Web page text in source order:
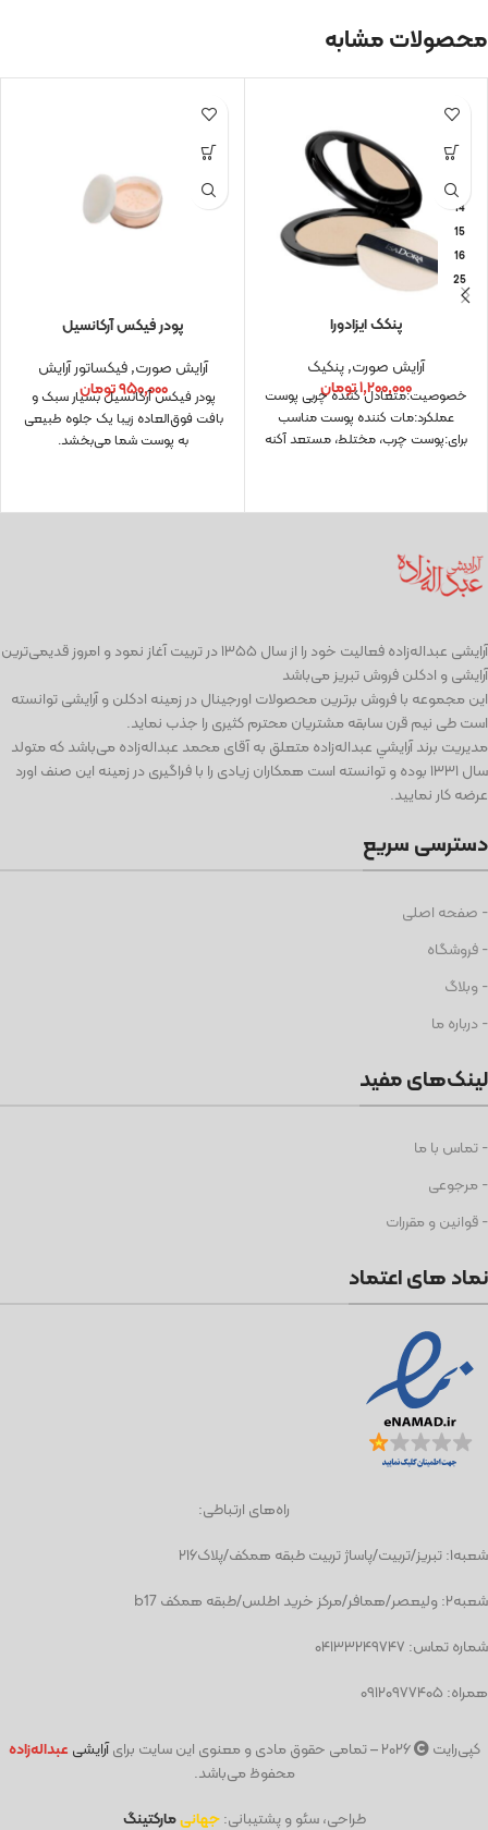
محصولات مشابه
10
12
13
14
15
16
25
پنکک ایزادورا
آرایش صورت,پنکیک
۱,۲۰۰,۰۰۰تومان
خصوصیت:متعادل کننده چربی پوست
عملکرد:مات کننده پوست مناسب
برای:پوست چرب، مختلط، مستعد آکنه
001
003
پودر فیکس آرکانسیل
آرایش صورت,فیکساتور آرایش
۹۵۰,۰۰۰تومان
پودر فیکس آرکانسیل بسیار سبک و
بافت فوق‌العاده زیبا یک جلوه طبیعی
به پوست شما می‌بخشد.
آرايشی عبداله‌زاده فعاليت خود را از سال ۱۳۵۵ در تربیت آغاز نمود و امروز قدیمی‌ترین
آرایشی و ادكلن فروش تبریز می‌باشد
این مجموعه با فروش برترین محصولات اورجینال در زمینه ادكلن و آرایشی توانسته
است طی نيم قرن سابقه مشتریان محترم كثیری را جذب نمايد.
مديريت برند آرايشي عبداله‌زاده متعلق به آقای محمد عبداله‌زاده می‌باشد كه متولد
سال ١٣٣١ بوده و توانسته است همكاران زيادی را با فراگيری در زمينه اين صنف اورد
عرضه كار نماييد.
دسترسی سریع
- صفحه اصلی
- فروشگاه
- وبلاگ
- درباره ما
لینک‌های مفید
- تماس با ما
- مرجوعی
- قوانین و مقررات
نماد های اعتماد
راه‌های ارتباطی:
شعبه١: تبریز/تربیت/پاساژ تربیت طبقه همکف/پلاک۲۱۶
شعبه٢: ولیعصر/همافر/مرکز خرید اطلس/طبقه همکف b17
شماره تماس: ۰۴۱۳۳۲۴۹۷۴۷
همراه: ۰۹۱۲۰۹۷۷۴۰۵
کپی‌رایت ۲۰۲۶ – تمامی حقوق مادی و معنوی این سایت برای آرایشی عبداله‌زاده
محفوظ می‌باشد.
طراحی، سئو و پشتیبانی:جهانیمارکتینگ